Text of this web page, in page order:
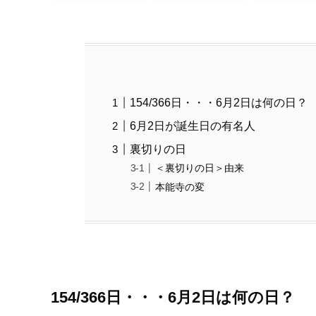
154/366日・・・6月2日は何の日？
6月2日が誕生日の有名人
裏切りの日
＜裏切りの日＞由来
本能寺の変
154/366日・・・6月2日は何の日？